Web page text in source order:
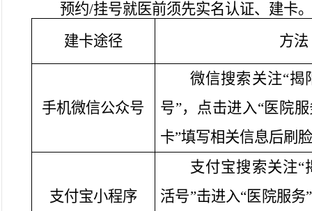
预约/挂号就医前须先实名认证、建卡
建卡途径
方法
手机微信公众号
微信搜索关注“揭
号”，点击进入“医院
卡”填写相关信息后刷
支付宝小程序
支付宝搜索关注“
活号”击进入“医院服务